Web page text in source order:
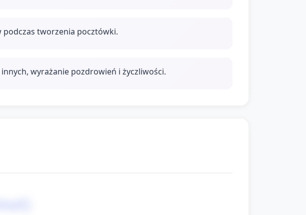
tworzenia pocztówki.
wyrażanie pozdrowień i życzliwości.